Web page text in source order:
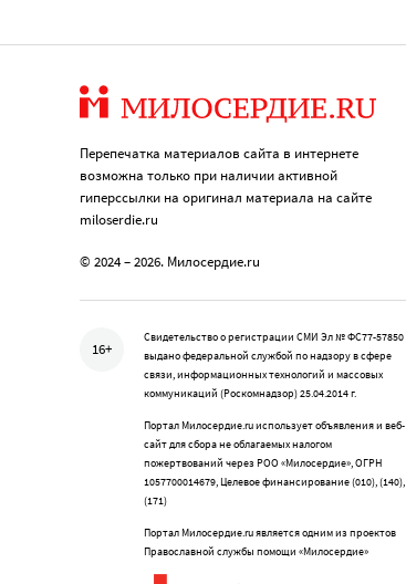
Перепечатка материалов сайта в интернете
возможна только при наличии активной
гиперссылки на оригинал материала на сайте
miloserdie.ru
© 2024 – 2026. Милосердие.ru
16+
Свидетельство о регистрации СМИ Эл № ФС77-57850
выдано федеральной службой по надзору в сфере
связи, информационных технологий и массовых
коммуникаций (Роскомнадзор) 25.04.2014 г.
Портал Милосердие.ru использует объявления и веб-
сайт для сбора не облагаемых налогом
пожертвований через РОО «Милосердие», ОГРН
1057700014679, Целевое финансирование (010), (140),
(171)
Портал Милосердие.ru является одним из проектов
Православной службы помощи «Милосердие»